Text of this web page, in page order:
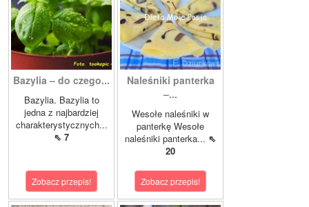
Bazylia – do czego...
Bazylia. Bazylia to
jedna z najbardziej
charakterystycznych...
⇖ 7
Zobacz przepis!
Naleśniki panterka
–...
Wesołe naleśniki w
panterkę Wesołe
naleśniki panterka... ⇖
20
Zobacz przepis!